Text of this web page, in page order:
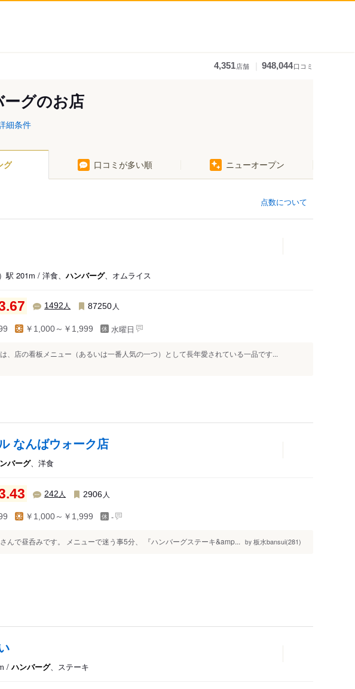
4,351店舗 948,044口コミ
グのお店
細条件
グ 口コミが多い順 ニューオープン
点数について
駅 201m / 洋食、 ハンバーグ、オムライス
1492人 87250 人
￥1,000～￥1,999 水曜日
、店の看板メニュー（あるいは一番人気の一つ）として長年愛されている一品です...
なんばウォーク店
バーグ、洋食
242 人 2906 人
￥1,000～￥1,999 -
んで昼呑みです。 メニューで迷う事5分、 『ハンバーグステーキ&amp... by 板水bansui(281)
/ ハンバーグ、ステーキ